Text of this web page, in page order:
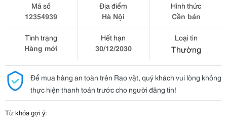
Mã số
12354939
Địa điểm
Hà Nội
Hình thức
Cần bán
Tình trạng
Hàng mới
Hết hạn
30/12/2030
Loại tin
Thường
Để mua hàng an toàn trên Rao vặt, quý khách vui lòng không
thực hiện thanh toán trước cho người đăng tin!
Từ khóa gợi ý: